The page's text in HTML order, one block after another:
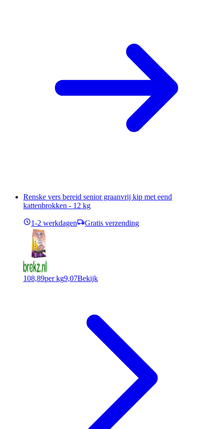
Renske vers bereid senior graanvrij kip met eend
kattenbrokken - 12 kg
1-2 werkdagen Gratis verzending
108,89per kg9,07Bekijk